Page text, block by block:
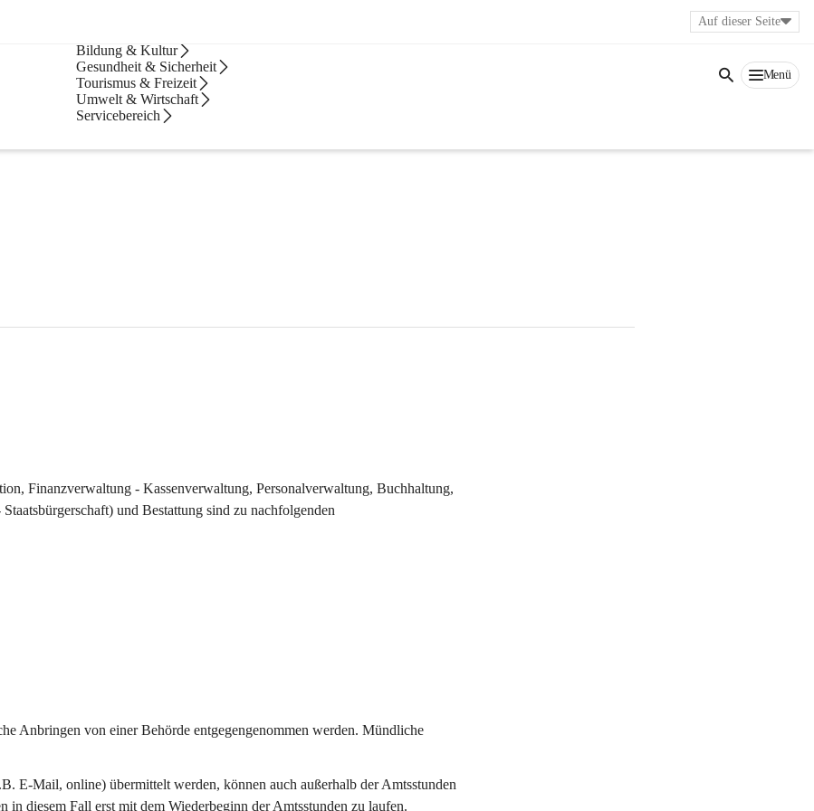
Bildung & Kultur
Gesundheit & Sicherheit
Tourismus & Freizeit
Umwelt & Wirtschaft
Servicebereich
Menü
Auf dieser Seite
Finanzverwaltung - Kassenverwaltung, Personalverwaltung, Buchhaltung,
und Bestattung sind zu nachfolgenden
Anbringen von einer Behörde entgegengenommen werden. Mündliche
E-Mail, online) übermittelt werden, können auch außerhalb der Amtsstunden
diesem Fall erst mit dem Wiederbeginn der Amtsstunden zu laufen.